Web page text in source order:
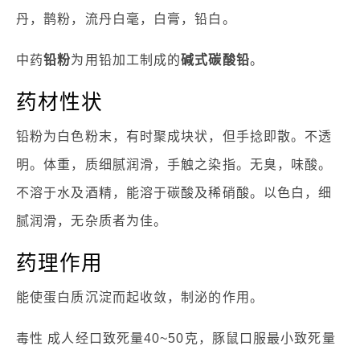
丹，鹊粉，流丹白毫，白膏，铅白。
中药铅粉为用铅加工制成的碱式碳酸铅。
药材性状
铅粉为白色粉末，有时聚成块状，但手捻即散。不透
明。体重，质细腻润滑，手触之染指。无臭，味酸。
不溶于水及酒精，能溶于碳酸及稀硝酸。以色白，细
腻润滑，无杂质者为佳。
药理作用
能使蛋白质沉淀而起收敛，制泌的作用。
毒性 成人经口致死量40~50克，豚鼠口服最小致死量